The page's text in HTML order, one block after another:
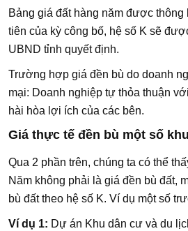
Bảng giá đất hàng năm được thông
tiên của kỳ công bố, hệ số K sẽ
UBND tỉnh quyết định.
Trường hợp giá đền bù do doanh
mại: Doanh nghiệp tự thỏa thuận
hài hòa lợi ích của các bên.
Giá thực tế đền bù một số
Qua 2 phần trên, chúng ta có thể
Năm không phải là giá đền bù đất,
bù đất theo hệ số K. Ví dụ một số
Ví dụ 1: Dự án Khu dân cư và du